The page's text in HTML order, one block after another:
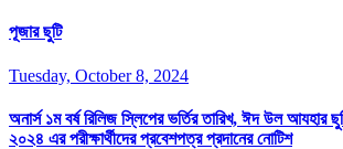
পূজার ছুটি
Tuesday, October 8, 2024
অনার্স ১ম বর্ষ রিলিজ স্লিপের ভর্তির তারিখ, ঈদ উল আযহার
২০২৪ এর পরীক্ষার্থীদের প্রবেশপত্র প্রদানের নোটিশ